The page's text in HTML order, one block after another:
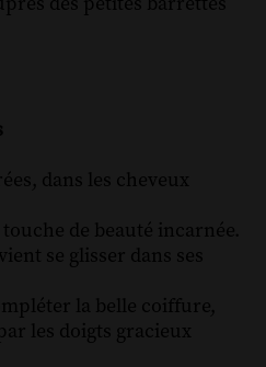
dans les cheveux
de beauté incarnée.
se glisser dans ses
la belle coiffure,
les doigts gracieux